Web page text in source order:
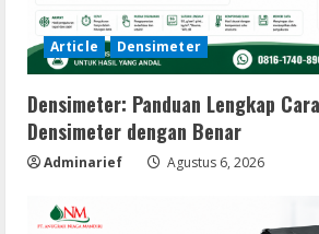
Article Densimeter
Densimeter: Panduan Lengkap
Densimeter dengan Benar
Adminarief Agustus 6, 2026